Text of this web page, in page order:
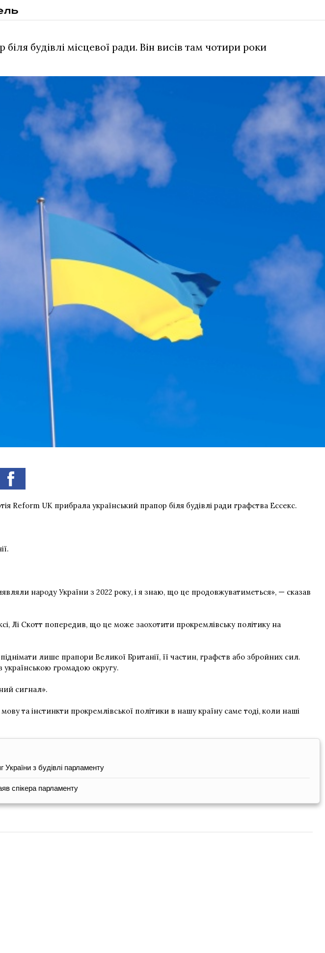
будівлі місцевої ради. Він висів там чотири роки
Reform UK прибрала український прапор біля будівлі ради графства Ессекс.
народу України з 2022 року, і я знаю, що це продовжуватиметься», — сказав
Лі Скотт попередив, що це може заохотити прокремлівську політику на
лише прапори Великої Британії, її частин, графств або збройних сил.
українською громадою округу.
сигнал».
та інстинкти прокремлівської політики в нашу країну саме тоді, коли наші
України з будівлі парламенту
спікера парламенту